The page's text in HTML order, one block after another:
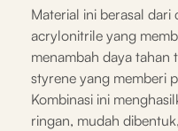
Material ini berasal
acrylonitrile yang
menambah daya tahan
styrene yang memberi
Kombinasi ini
ringan, mudah